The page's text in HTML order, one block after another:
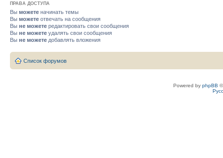
ПРАВА ДОСТУПА
Вы можете начинать темы
Вы можете отвечать на сообщения
Вы не можете редактировать свои сообщения
Вы не можете удалять свои сообщения
Вы не можете добавлять вложения
Список форумов
Powered by phpBB